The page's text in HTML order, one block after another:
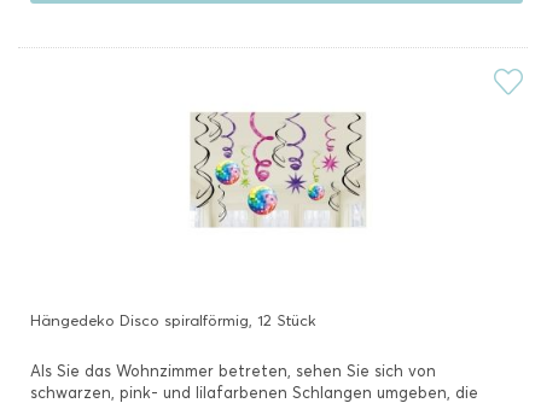
Hängedeko Disco spiralförmig, 12 Stück
Als Sie das Wohnzimmer betreten, sehen Sie sich von
schwarzen, pink- und lilafarbenen Schlangen umgeben, die